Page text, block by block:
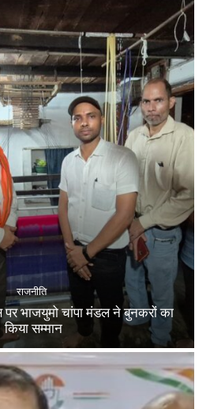
राजनीति
पर भाजयुमो चांपा मंडल ने बुनकरों का
किया सम्मान